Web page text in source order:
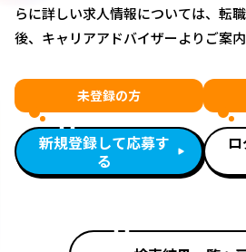
らに詳しい求人情報については、転
後、キャリアアドバイザーよりご案内
未登録の方
新規登録して応募す
る